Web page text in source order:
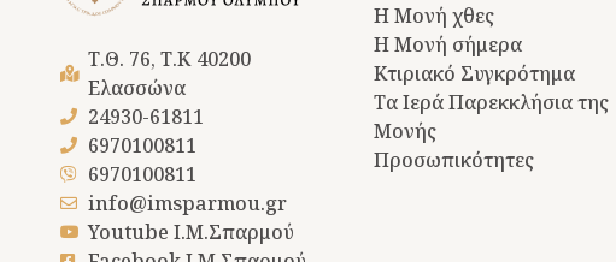
Τ.Θ. 76, Τ.Κ 40200
Ελασσώνα
24930-61811
6970100811
6970100811
info@imsparmou.gr
Youtube Ι.Μ.Σπαρμού
Η Μονή χθες
Η Μονή σήμερα
Κτιριακό Συγκρότημα
Τα Ιερά Παρεκκλήσια της
Μονής
Προσωπικότητες